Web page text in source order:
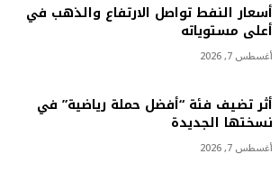
أسعار النفط تواصل الارتفاع والذهب في
أعلى مستوياته
أغسطس 7, 2026
أثر تضيف فئة “أفضل حملة رياضية” في
نسختها الجديدة
أغسطس 7, 2026